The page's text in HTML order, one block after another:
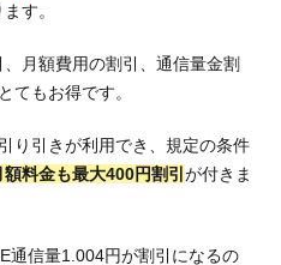
す。
月額費用の割引、通信量金割
てもお得です。
り引きが利用でき、規定の条件
額料金も最大400円割引が付きま
通信量1.004円が割引になるの